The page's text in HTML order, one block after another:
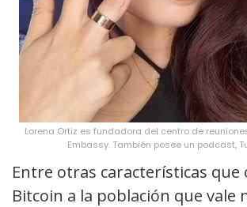
Lorena Ortiz es fundadora del centro de
Embassy. También posee un podcast,
Entre otras características que
Bitcoin a la población que vale